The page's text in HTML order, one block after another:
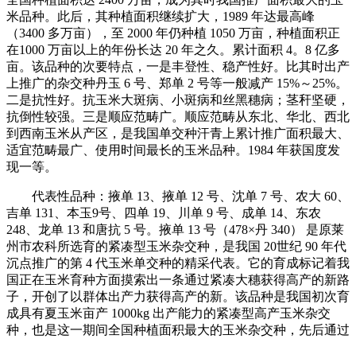
米品种。此后，其种植面积继续扩大，1989 年达最高峰
（3400 多万亩），至 2000 年仍种植 1050 万亩，种植面积正
在1000 万亩以上的年份长达 20 年之久。累计面积 4。8 亿多
亩。该品种的次要特点，一是丰登性、稳产性好。比其时出产
上推广的杂交种丹玉 6 号、郑单 2 号等一般减产 15%～25%。
二是抗性好。抗玉米大斑病、小斑病和丝黑穗病；茎秆坚硬，
抗倒性较强。三是顺应范畴广。顺应范畴从东北、华北、西北
到西南玉米从产区，是我国单交种汗青上累计推广面积最大、
适宜范畴最广、使用时间最长的玉米品种。1984 年获国度发
现一等。
代表性品种：掖单 13、掖单 12 号、沈单 7 号、农大 60、
吉单 131、本玉9号、四单 19、川单 9 号、成单 14、东农
248、龙单 13 和唐抗 5 号。掖单 13 号（478×丹 340） 是原莱
州市农科所选育的紧凑型玉米杂交种，是我国 20世纪 90 年代
沉点推广的第 4 代玉米单交种的精采代表。它的育成标记着我
国正在玉米育种方面摸索出一条通过紧凑大穗获得高产的新路
子，开创了以群体出产力获得高产的新。该品种是我国初次育
成具有夏玉米亩产 1000kg 出产能力的紧凑型高产玉米杂交
种，也是这一期间全国种植面积最大的玉米杂交种，先后通过